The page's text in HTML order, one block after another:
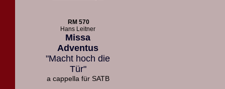
RM 570
Hans Leitner
Missa
Adventus
"Macht hoch die
Tür"
a cappella für SATB